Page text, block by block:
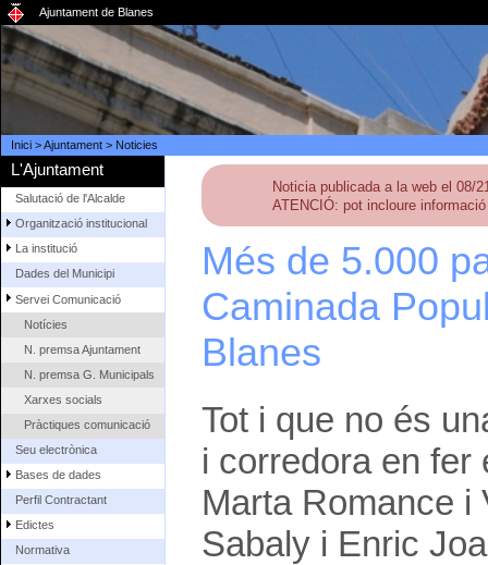
Ajuntament de Blanes
Inici>Ajuntament> Noticies
L'Ajuntament
Salutació de l'Alcalde
Organització institucional
La institució
Dades del Municipi
Servei Comunicació
Notícies
N. premsa Ajuntament
N. premsa G. Municipals
Xarxes socials
Pràctiques comunicació
Seu electrònica
Bases de dades
Perfil Contractant
Edictes
Normativa
Noticia publicada a la web el 08/
ATENCIÓ: pot incloure
Més de 5.000
Caminada
Blanes
Tot i que no és
i corredora en fer
Marta Romance i
Sabaly i Enric